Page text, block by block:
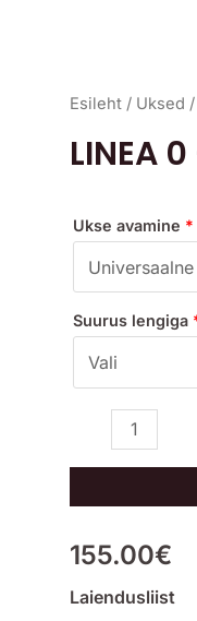
Esileht / Uksed /
LINEA
155.00€
Laiendusliist
Ukse avamine *
Suurus lengiga
LINEA
-
kogus